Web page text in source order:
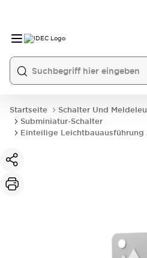
Startseite Schalter Und
Subminiatur-Schalter
Einteilige Leichtbauausführung